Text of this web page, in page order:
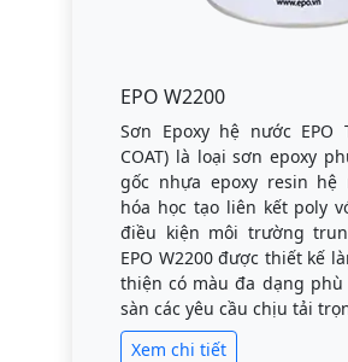
EPO W2200
Sơn Epoxy hệ nước EPO
COAT) là loại sơn epoxy
gốc nhựa epoxy resin hệ
hóa học tạo liên kết poly
điều kiện môi trường
EPO W2200 được thiết kế
thiện có màu đa dạng
sàn các yêu cầu chịu tải
Xem chi tiết